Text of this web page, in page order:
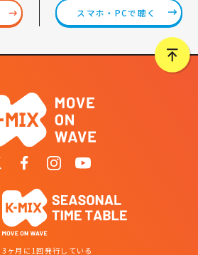
スマホ・PCで聴く
3ヶ月に1回発行している